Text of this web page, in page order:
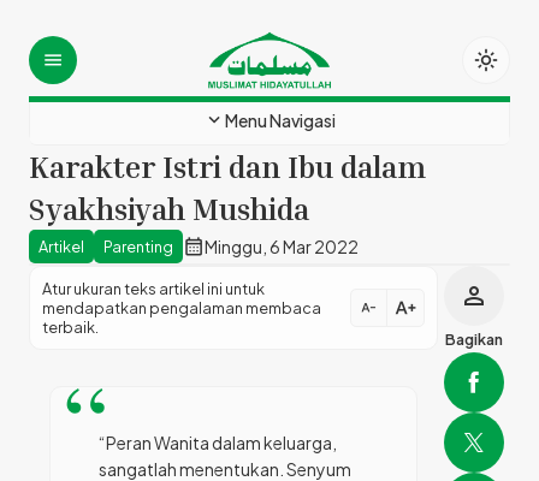
menu light_mode
expand_more Menu Navigasi
Karakter Istri dan Ibu dalam
Syakhsiyah Mushida
Artikel Parenting calendar_monthMinggu, 6 Mar 2022
Atur ukuran teks artikel ini untuk
mendapatkan pengalaman membaca
terbaik.
text_decrease text_increase
“Peran Wanita dalam keluarga,
sangatlah menentukan. Senyum
person
Bagikan